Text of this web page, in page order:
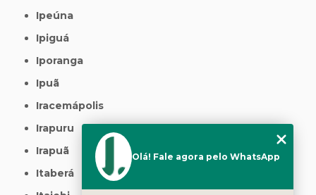
Ipeúna
Ipiguá
Iporanga
Ipuã
Iracemápolis
Irapuru
Irapuã
Itaberá
Olá! Fale agora pelo WhatsApp